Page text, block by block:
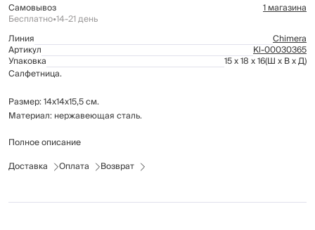
Самовывоз 1 магазина
Бесплатно•14-21 день
Линия
Chimera
Артикул Kl-00030365
Упаковка 15 x 18 x 16(Ш x В x Д)
Салфетница.
Размер: 14х14х15,5 см.
Материал: нержавеющая сталь.
Рекомендации по уходу: протирать мягкой влажной тканью. Нельзя
Полное описание
Доставка
Оплата Возврат